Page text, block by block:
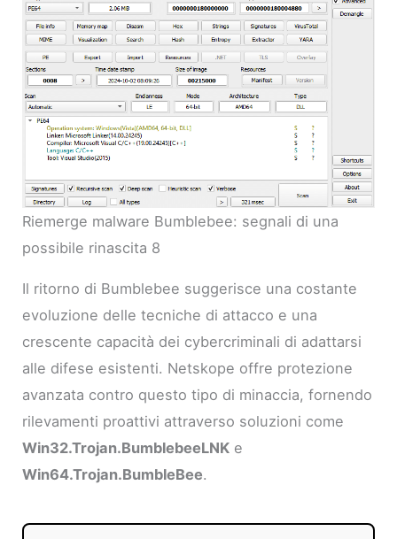
Riemerge malware Bumblebee: segnali di una
possibile rinascita 8
Il ritorno di Bumblebee suggerisce una costante
evoluzione delle tecniche di attacco e una
crescente capacità dei cybercriminali di adattarsi
alle difese esistenti. Netskope offre protezione
avanzata contro questo tipo di minaccia, fornendo
rilevamenti proattivi attraverso soluzioni come
Win32.Trojan.BumblebeeLNK e
Win64.Trojan.BumbleBee.